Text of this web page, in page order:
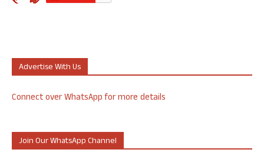
Advertise With Us
Connect over WhatsApp for more details
Join Our WhatsApp Channel